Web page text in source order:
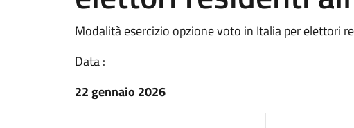
Modalità esercizio opzione voto in Italia per elettori
Data :
22 gennaio 2026